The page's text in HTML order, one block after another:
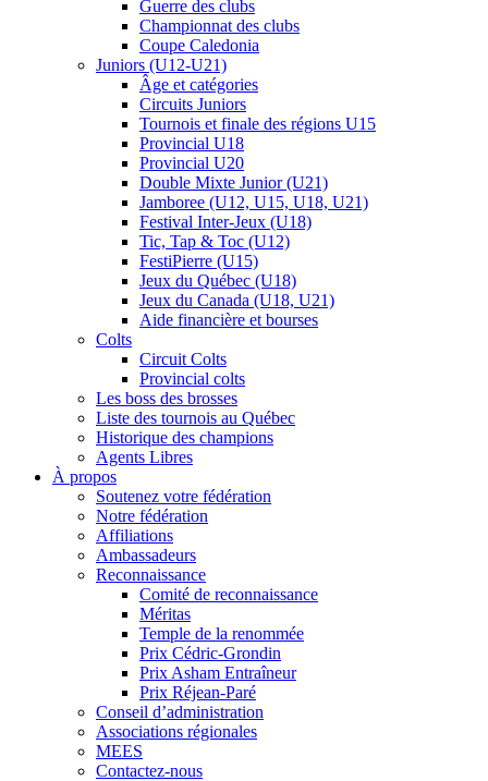
Guerre des clubs
Championnat des clubs
Coupe Caledonia
Juniors (U12-U21)
Âge et catégories
Circuits Juniors
Tournois et finale des régions U15
Provincial U18
Provincial U20
Double Mixte Junior (U21)
Jamboree (U12, U15, U18, U21)
Festival Inter-Jeux (U18)
Tic, Tap & Toc (U12)
FestiPierre (U15)
Jeux du Québec (U18)
Jeux du Canada (U18, U21)
Aide financière et bourses
Colts
Circuit Colts
Provincial colts
Les boss des brosses
Liste des tournois au Québec
Historique des champions
Agents Libres
À propos
Soutenez votre fédération
Notre fédération
Affiliations
Ambassadeurs
Reconnaissance
Comité de reconnaissance
Méritas
Temple de la renommée
Prix Cédric-Grondin
Prix Asham Entraîneur
Prix Réjean-Paré
Conseil d’administration
Associations régionales
MEES
Contactez-nous